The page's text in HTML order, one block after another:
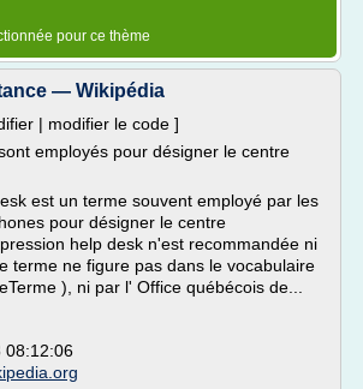
pour ce thème
— Wikipédia
| modifier le code ]
employés pour désigner le centre
est un terme souvent employé par les
pour désigner le centre
help desk n'est recommandée ni
terme ne figure pas dans le vocabulaire
), ni par l' Office québécois de...
08:12:06